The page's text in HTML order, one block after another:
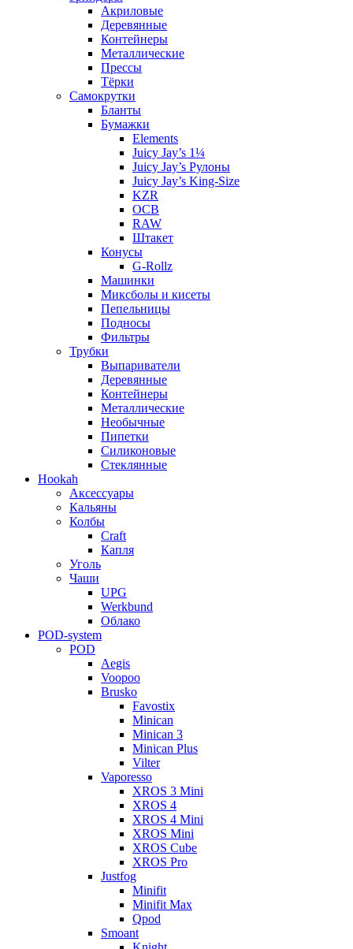
Акриловые
Деревянные
Контейнеры
Металлические
Прессы
Тёрки
Самокрутки
Бланты
Бумажки
Elements
Juicy Jay’s 1¼
Juicy Jay’s Рулоны
Juicy Jay’s King-Size
KZR
OCB
RAW
Штакет
Конусы
G-Rollz
Машинки
Миксболы и кисеты
Пепельницы
Подносы
Фильтры
Трубки
Выпариватели
Деревянные
Контейнеры
Металлические
Необычные
Пипетки
Силиконовые
Стеклянные
Hookah
Аксессуары
Кальяны
Колбы
Craft
Капля
Уголь
Чаши
UPG
Werkbund
Облако
POD-system
POD
Aegis
Voopoo
Brusko
Favostix
Minican
Minican 3
Minican Plus
Vilter
Vaporesso
XROS 3 Mini
XROS 4
XROS 4 Mini
XROS Mini
XROS Cube
XROS Pro
Justfog
Minifit
Minifit Max
Qpod
Smoant